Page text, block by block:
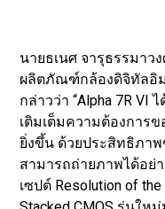
นายธเนศ จารุธรรมาว
ผลิตภัณฑ์กล้องดิจิทัลอิ
กล่าวว่า “Alpha 7R
เติมเต็มความต้องการ
ยิ่งขึ้น ด้วยประสิทธิภา
สามารถถ่ายภาพได้อย่
เซปต์ Resolution of